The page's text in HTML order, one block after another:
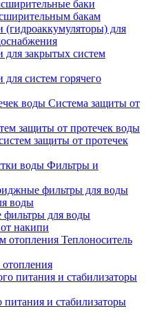
баки
бакам
(гидроаккумуляторы) для
для закрытых систем
систем горячего
Система защиты от
защиты от протечек воды
защиты от протечек
Фильтры и
фильтры для воды
воды
для воды
накипи
Теплоноситель
и стабилизаторы